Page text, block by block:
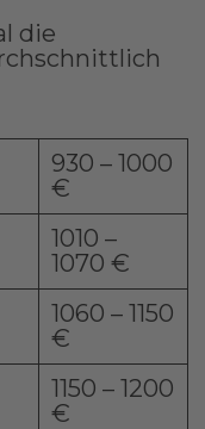
die
930 – 1000
€
1010 –
1070 €
1060 – 1150
€
1150 – 1200
€